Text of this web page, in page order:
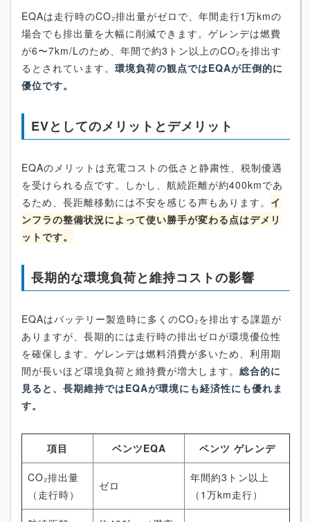
EQAは走行時のCO₂排出量がゼロで、年間走行1万kmの
場合でも排出量を大幅に削減できます。ゲレンデは燃費
が6〜7km/Lのため、年間で約3トン以上のCO₂を排出す
るとされています。 環境負荷の観点ではEQAが圧倒的に
優位です。
EVとしてのメリットとデメリット
EQAのメリットは充電コストの低さと静粛性、税制優遇
を受けられる点です。しかし、航続距離が約400kmであ
るため、長距離移動には不安を感じる声もあります。 イ
ンフラの整備状況によって使い勝手が変わる点はデメリ
ットです。
長期的な環境負荷と維持コストの影響
EQAはバッテリー製造時に多くのCO₂を排出する課題が
ありますが、長期的には走行時の排出ゼロが環境優位性
を確保します。ゲレンデは燃料消費が多いため、利用期
間が長いほど環境負荷と維持費が増大します。 総合的に
見ると、長期維持ではEQAが環境にも経済性にも優れま
す。
項目 ベンツEQA ベンツ ゲレンデ
CO₂排出量
（走行時）
ゼロ
年間約3トン以上
（1万km走行）